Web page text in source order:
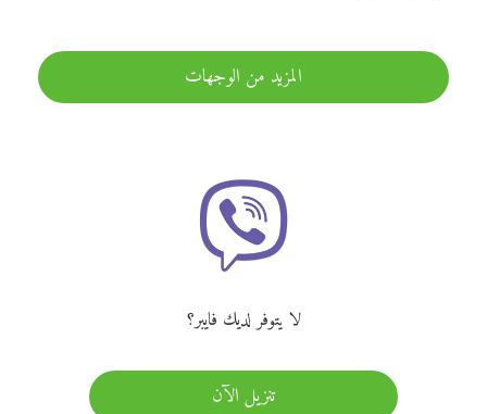
المزيد من الوجهات
لا يتوفر لديك فايبر؟
تنزيل الآن